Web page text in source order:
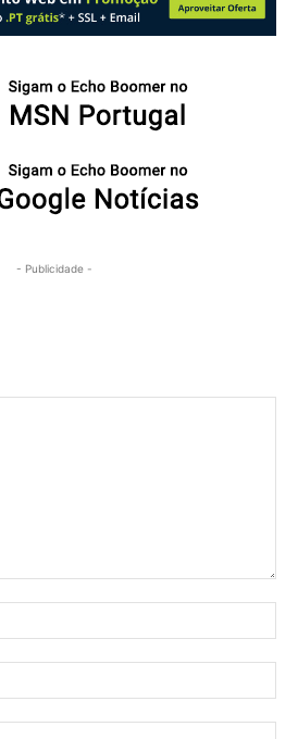
- Publicidade -